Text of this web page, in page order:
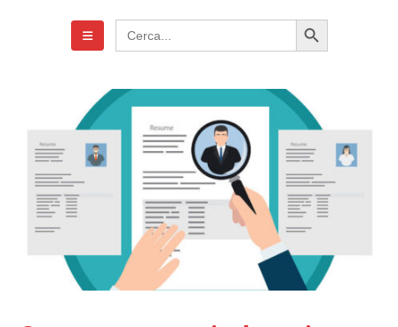
Search
for:
Search Button